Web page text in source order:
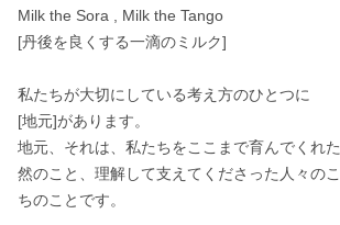
Milk the Sora , Milk the Tango
[丹後を良くする一滴のミルク]
私たちが大切にしている考え方のひとつに
[地元]があります。
地元、それは、私たちをここまで育んでくれ
然のこと、理解して支えてくださった人々の
ちのことです。